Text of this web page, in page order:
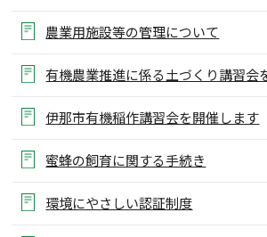
農業用施設等の管理について
有機農業推進に係る土づくり講習会
伊那市有機稲作講習会を開催します
蜜蜂の飼育に関する手続き
環境にやさしい認証制度